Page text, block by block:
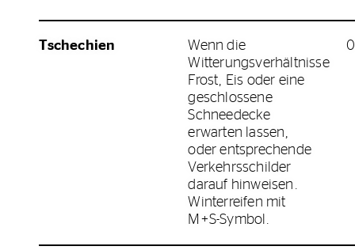
Tschechien
Wenn die
Witterungsverhältnisse
Frost, Eis oder eine
geschlossene
Schneedecke
erwarten lassen,
oder entsprechende
Verkehrsschilder
darauf hinweisen.
Winterreifen mit
M+S-Symbol.